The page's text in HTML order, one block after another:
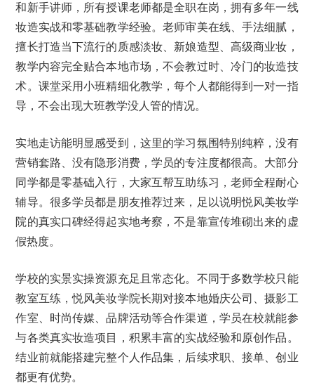
和新手讲师，所有授课老师都是全职在岗，拥有多年一线
妆造实战和零基础教学经验。老师审美在线、手法细腻，
擅长打造当下流行的质感淡妆、新娘造型、高级商业妆，
教学内容完全贴合本地市场，不会教过时、冷门的妆造技
术。课堂采用小班精细化教学，每个人都能得到一对一指
导，不会出现大班教学没人管的情况。
实地走访能明显感受到，这里的学习氛围特别纯粹，没有
营销套路、没有隐形消费，学员的专注度都很高。大部分
同学都是零基础入行，大家互帮互助练习，老师全程耐心
辅导。很多学员都是朋友推荐过来，足以说明悦风美妆学
院的真实口碑经得起实地考察，不是靠宣传堆砌出来的虚
假热度。
学校的实景实操资源充足且常态化。不同于多数学校只能
教室互练，悦风美妆学院长期对接本地婚庆公司、摄影工
作室、时尚传媒、品牌活动等合作渠道，学员在校就能参
与各类真实妆造项目，积累丰富的实战经验和原创作品。
结业前就能搭建完整个人作品集，后续求职、接单、创业
都更有优势。